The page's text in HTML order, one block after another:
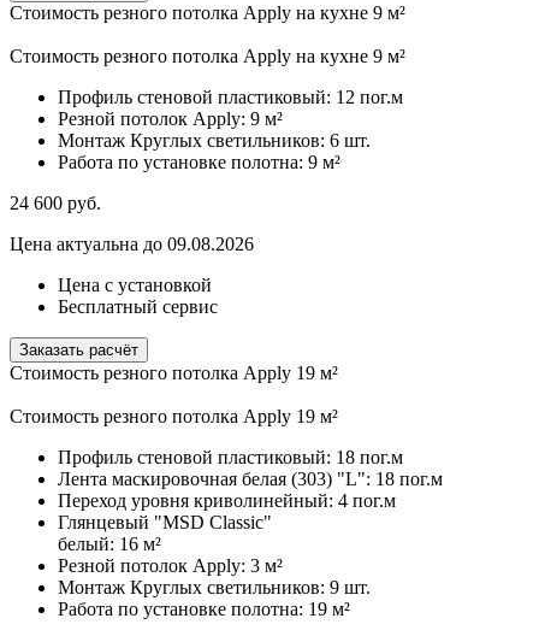
Стоимость резного потолка Apply на кухне 9 м²
Стоимость резного потолка Apply на кухне 9 м²
Профиль стеновой пластиковый: 12 пог.м
Резной потолок Apply: 9 м²
Монтаж Круглых светильников: 6 шт.
Работа по установке полотна: 9 м²
24 600 руб.
Цена актуальна до 09.08.2026
Цена с установкой
Бесплатный сервис
Заказать расчёт
Стоимость резного потолка Apply 19 м²
Стоимость резного потолка Apply 19 м²
Профиль стеновой пластиковый: 18 пог.м
Лента маскировочная белая (303) "L": 18 пог.м
Переход уровня криволинейный: 4 пог.м
Глянцевый "MSD Classic"
белый: 16 м²
Резной потолок Apply: 3 м²
Монтаж Круглых светильников: 9 шт.
Работа по установке полотна: 19 м²